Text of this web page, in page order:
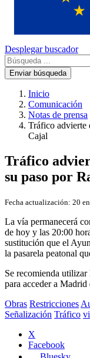
Desplegar buscador
Enviar búsqueda
Inicio
Comunicación
Notas de prensa
Tráfico advierte
Cajal
Tráfico
su paso por
Fecha actualización: 20
La vía permanecerá
de hoy y las 20:00
sustitución que el
la pasarela peatonal
Se recomienda
para acceder a
Obras Restricciones
Señalización Tráfico
X
Facebook